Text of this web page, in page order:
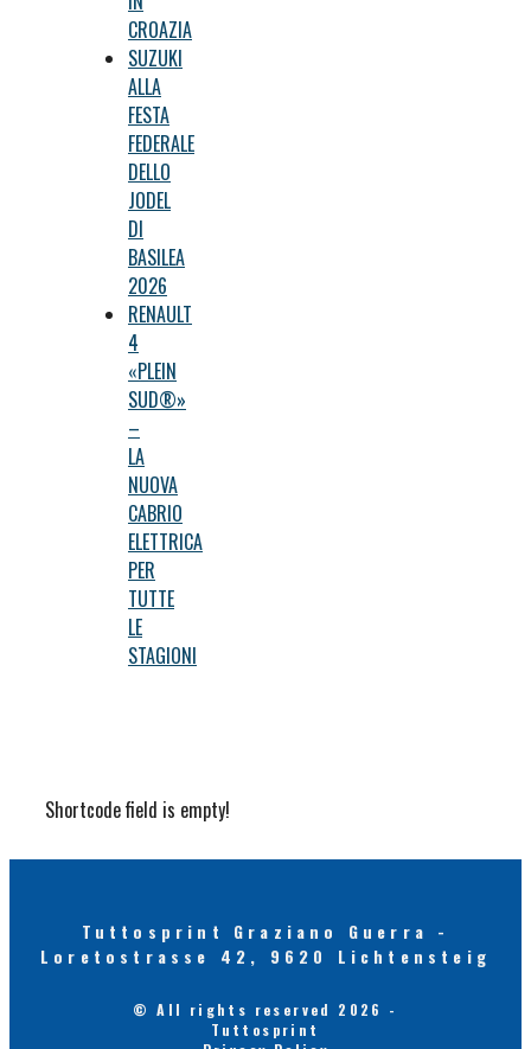
CROAZIA
SUZUKI
ALLA
FESTA
FEDERALE
DELLO
JODEL
DI
BASILEA
2026
RENAULT
4
«PLEIN
SUD®»
–
LA
NUOVA
CABRIO
ELETTRICA
PER
TUTTE
LE
STAGIONI
Shortcode field is empty!
Tuttosprint Graziano Guerra -
Loretostrasse 42, 9620 Lichtensteig
© All rights reserved 2026 -
Tuttosprint